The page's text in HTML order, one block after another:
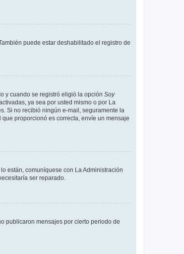
puede estar deshabilitado el registro de
y cuando se registró eligió la opción Soy
ya sea por usted mismo o por La
Si no recibió ningún e-mail, seguramente la
proporcionó es correcta, envíe un mensaje
están, comuníquese con La Administración
ser reparado.
publicaron mensajes por cierto periodo de